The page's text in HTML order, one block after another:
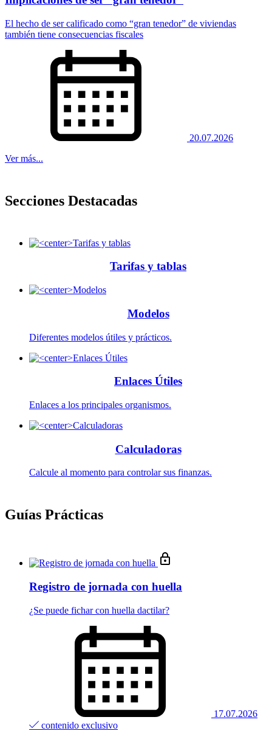
El hecho de ser calificado como “gran tenedor” de viviendas
también tiene consecuencias fiscales
20.07.2026
Ver más...
Secciones Destacadas
Tarifas y tablas
Modelos
Diferentes modelos útiles y prácticos.
Enlaces Útiles
Enlaces a los principales organismos.
Calculadoras
Calcule al momento para controlar sus finanzas.
Guías Prácticas
Registro de jornada con huella
¿Se puede fichar con huella dactilar?
17.07.2026
contenido exclusivo